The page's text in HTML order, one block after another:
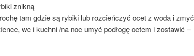
znikną
tam gdzie są rybiki lub rozcieńczyć ocet z woda i zmyć
wc i kuchni /na noc umyć podłogę octem i zostawić –